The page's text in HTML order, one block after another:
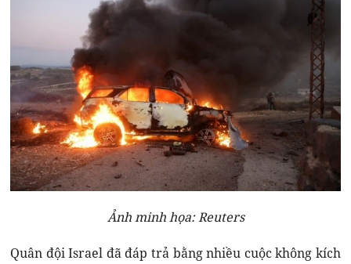
Ảnh minh họa: Reuters
Quân đội Israel đã đáp trả bằng nhiều cuộc không kích